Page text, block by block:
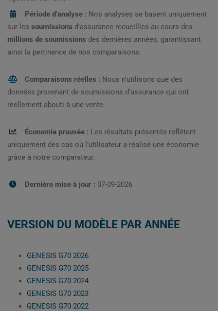
Période d’analyse : Nos analyses se basent uniquement
sur les soumissions d’assurance recueillies au cours des
millions de soumissions des dernières années, garantissant
ainsi la pertinence de nos comparaisons.
Comparaisons réelles : Nous n’utilisons que des
données provenant de soumissions d’assurance qui ont
réellement abouti à une vente.
Économie prouvée : Les résultats présentés reflètent
uniquement des cas où l’utilisateur a réalisé une économie
grâce à notre comparateur.
Dernière mise à jour : 07-09-2026
VERSION DU MODÈLE PAR ANNÉE
GENESIS G70 2026
GENESIS G70 2025
GENESIS G70 2024
GENESIS G70 2023
GENESIS G70 2022